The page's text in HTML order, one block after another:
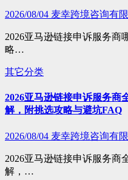
2026/08/04 麦幸跨境咨询有
2026亚马逊链接申诉服务商
略…
其它分类
2026亚马逊链接申诉服务商
解，附挑选攻略与避坑FAQ
2026/08/04 麦幸跨境咨询有
2026亚马逊链接申诉服务商
解，…